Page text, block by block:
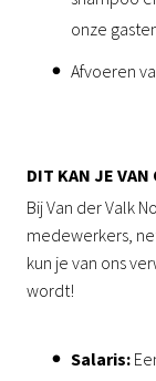
onze
Afvoeren
DIT KAN JE VAN
Bij Van der Valk
medewerkers,
kun je van ons
wordt!
Salaris: